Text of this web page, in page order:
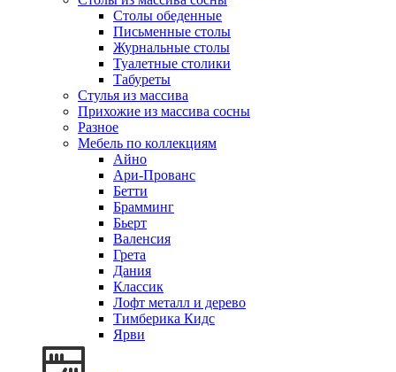
Столы обеденные
Письменные столы
Журнальные столы
Туалетные столики
Табуреты
Стулья из массива
Прихожие из массива сосны
Разное
Мебель по коллекциям
Айно
Ари-Прованс
Бетти
Брамминг
Бьерт
Валенсия
Грета
Дания
Классик
Лофт металл и дерево
Тимберика Кидс
Ярви